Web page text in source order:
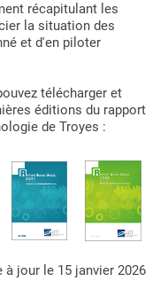
récapitulant les
la situation des
et d'en piloter
télécharger et
éditions du rapport
de Troyes :
à jour le 15 janvier 2026